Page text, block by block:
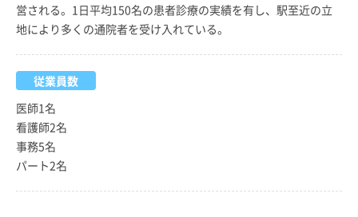
営される。1日平均150名の患者診療の実績を有し、駅至近の立
地により多くの通院者を受け入れている。
従業員数
医師1名
看護師2名
事務5名
パート2名